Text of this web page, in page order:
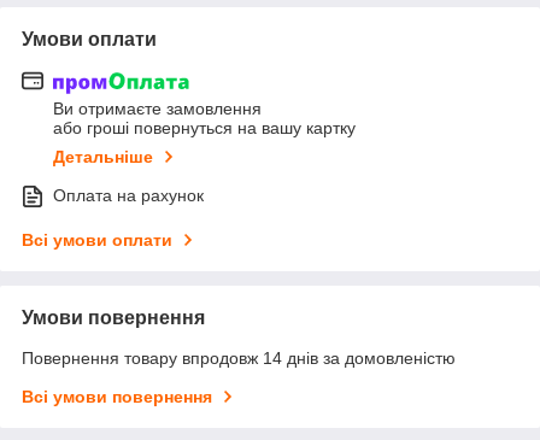
Умови оплати
Ви отримаєте замовлення
або гроші повернуться на вашу картку
Детальніше
Оплата на рахунок
Всі умови оплати
Умови повернення
Повернення товару впродовж 14 днів за домовленістю
Всі умови повернення